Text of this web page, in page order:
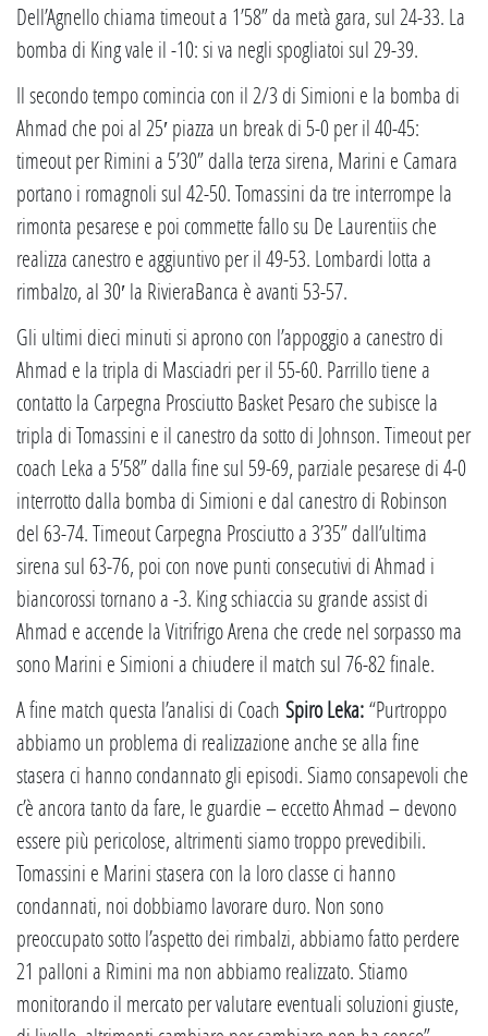
Dell’Agnello chiama timeout a 1’58” da metà gara, sul 24-33. La
bomba di King vale il -10: si va negli spogliatoi sul 29-39.
Il secondo tempo comincia con il 2/3 di Simioni e la bomba di
Ahmad che poi al 25′ piazza un break di 5-0 per il 40-45:
timeout per Rimini a 5’30” dalla terza sirena, Marini e Camara
portano i romagnoli sul 42-50. Tomassini da tre interrompe la
rimonta pesarese e poi commette fallo su De Laurentiis che
realizza canestro e aggiuntivo per il 49-53. Lombardi lotta a
rimbalzo, al 30′ la RivieraBanca è avanti 53-57.
Gli ultimi dieci minuti si aprono con l’appoggio a canestro di
Ahmad e la tripla di Masciadri per il 55-60. Parrillo tiene a
contatto la Carpegna Prosciutto Basket Pesaro che subisce la
tripla di Tomassini e il canestro da sotto di Johnson. Timeout per
coach Leka a 5’58” dalla fine sul 59-69, parziale pesarese di 4-0
interrotto dalla bomba di Simioni e dal canestro di Robinson
del 63-74. Timeout Carpegna Prosciutto a 3’35” dall’ultima
sirena sul 63-76, poi con nove punti consecutivi di Ahmad i
biancorossi tornano a -3. King schiaccia su grande assist di
Ahmad e accende la Vitrifrigo Arena che crede nel sorpasso ma
sono Marini e Simioni a chiudere il match sul 76-82 finale.
A fine match questa l’analisi di Coach Spiro Leka:“Purtroppo
abbiamo un problema di realizzazione anche se alla fine
stasera ci hanno condannato gli episodi. Siamo consapevoli che
c’è ancora tanto da fare, le guardie – eccetto Ahmad – devono
essere più pericolose, altrimenti siamo troppo prevedibili.
Tomassini e Marini stasera con la loro classe ci hanno
condannati, noi dobbiamo lavorare duro. Non sono
preoccupato sotto l’aspetto dei rimbalzi, abbiamo fatto perdere
21 palloni a Rimini ma non abbiamo realizzato. Stiamo
monitorando il mercato per valutare eventuali soluzioni giuste,